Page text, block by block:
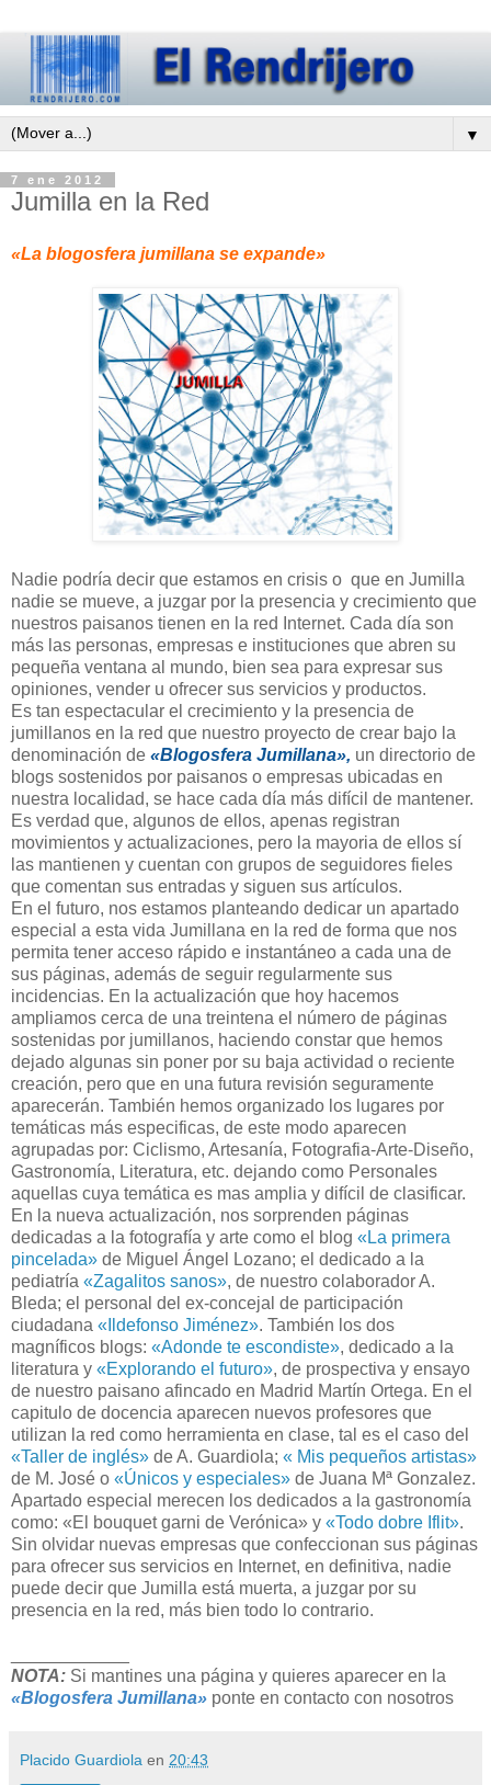
▼
7 ene 2012
Jumilla en la Red
«La blogosfera jumillana se expande»
Nadie podría decir que estamos en crisis o que en Jumilla
nadie se mueve, a juzgar por la presencia y crecimiento que
nuestros paisanos tienen en la red Internet. Cada día son
más las personas, empresas e instituciones que abren su
pequeña ventana al mundo, bien sea para expresar sus
opiniones, vender u ofrecer sus servicios y productos.
Es tan espectacular el crecimiento y la presencia de
jumillanos en la red que nuestro proyecto de crear bajo la
denominación de «Blogosfera Jumillana», un directorio de
blogs sostenidos por paisanos o empresas ubicadas en
nuestra localidad, se hace cada día más difícil de mantener.
Es verdad que, algunos de ellos, apenas registran
movimientos y actualizaciones, pero la mayoria de ellos sí
las mantienen y cuentan con grupos de seguidores fieles
que comentan sus entradas y siguen sus artículos.
En el futuro, nos estamos planteando dedicar un apartado
especial a esta vida Jumillana en la red de forma que nos
permita tener acceso rápido e instantáneo a cada una de
sus páginas, además de seguir regularmente sus
incidencias. En la actualización que hoy hacemos
ampliamos cerca de una treintena el número de páginas
sostenidas por jumillanos, haciendo constar que hemos
dejado algunas sin poner por su baja actividad o reciente
creación, pero que en una futura revisión seguramente
aparecerán. También hemos organizado los lugares por
temáticas más especificas, de este modo aparecen
agrupadas por: Ciclismo, Artesanía, Fotografia-Arte-Diseño,
Gastronomía, Literatura, etc. dejando como Personales
aquellas cuya temática es mas amplia y difícil de clasificar.
En la nueva actualización, nos sorprenden páginas
dedicadas a la fotografía y arte como el blog «La primera
pincelada» de Miguel Ángel Lozano; el dedicado a la
pediatría «Zagalitos sanos», de nuestro colaborador A.
Bleda; el personal del ex-concejal de participación
ciudadana «Ildefonso Jiménez». También los dos
magníficos blogs: «Adonde te escondiste», dedicado a la
literatura y «Explorando el futuro», de prospectiva y ensayo
de nuestro paisano afincado en Madrid Martín Ortega. En el
capitulo de docencia aparecen nuevos profesores que
utilizan la red como herramienta en clase, tal es el caso del
«Taller de inglés» de A. Guardiola; « Mis pequeños artistas»
de M. José o «Únicos y especiales» de Juana Mª Gonzalez.
Apartado especial merecen los dedicados a la gastronomía
como: «El bouquet garni de Verónica» y «Todo dobre Iflit».
Sin olvidar nuevas empresas que confeccionan sus páginas
para ofrecer sus servicios en Internet, en definitiva, nadie
puede decir que Jumilla está muerta, a juzgar por su
presencia en la red, más bien todo lo contrario.
NOTA: Si mantines una página y quieres aparecer en la
«Blogosfera Jumillana» ponte en contacto con nosotros
Placido Guardiola en 20:43